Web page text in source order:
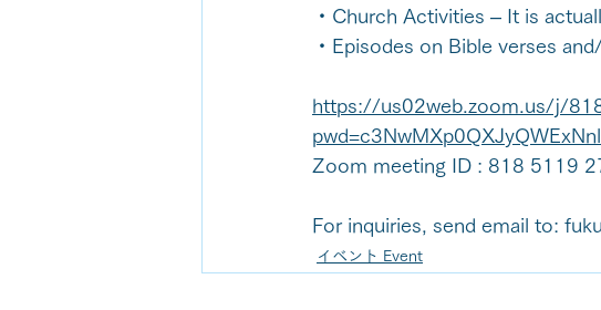
・Church Activities – It is
・Episodes on Bible verses
https://us02web.zoom.us/j/
Zoom meeting ID : 818 5119
For inquiries, send email to:
イベント Event